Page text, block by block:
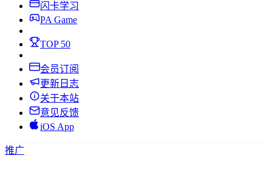
闪卡学习
PA Game
TOP 50
会员订阅
更新日志
关于本站
意见反馈
iOS App
推广